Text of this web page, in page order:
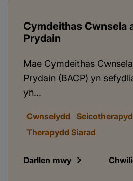
Cymdeithas Cwnsela
Prydain
Mae Cymdeithas
Prydain (BACP) yn
yn...
Cwnselydd
Therapydd Siarad
Darllen mwy